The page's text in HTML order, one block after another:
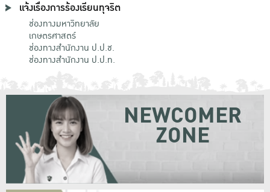
แจ้งเรื่องการร้องเรียนทุจริต
ช่องทางมหาวิทยาลัย
เกษตรศาสตร์
ช่องทางสำนักงาน ป.ป.ช.
ช่องทางสำนักงาน ป.ป.ท.
NEWCOMER
ZONE